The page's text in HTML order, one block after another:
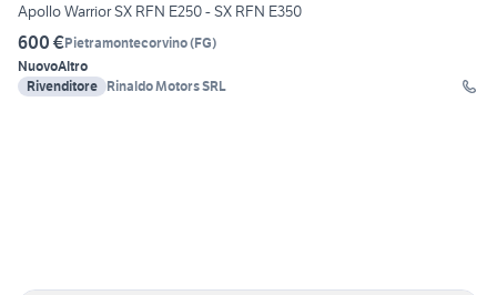
Apollo Warrior SX RFN E250 - SX RFN E350
600 €Pietramontecorvino(FG)
NuovoAltro
Rivenditore Rinaldo Motors SRL